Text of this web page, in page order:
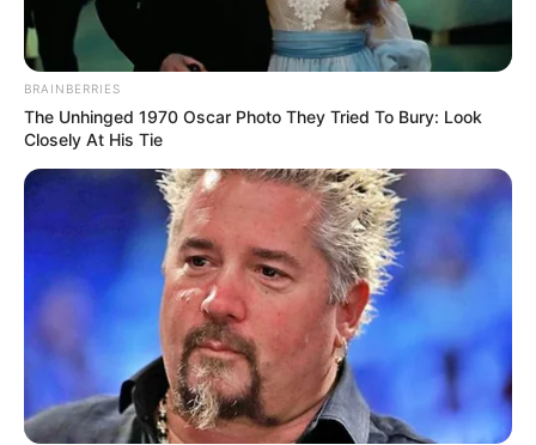
BRAINBERRIES
The Unhinged 1970 Oscar Photo They Tried To Bury: Look
Closely At His Tie